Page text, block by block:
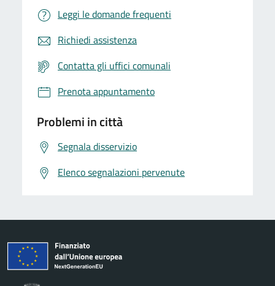
Leggi le domande frequenti
Richiedi assistenza
Contatta gli uffici comunali
Prenota appuntamento
Problemi in città
Segnala disservizio
Elenco segnalazioni pervenute